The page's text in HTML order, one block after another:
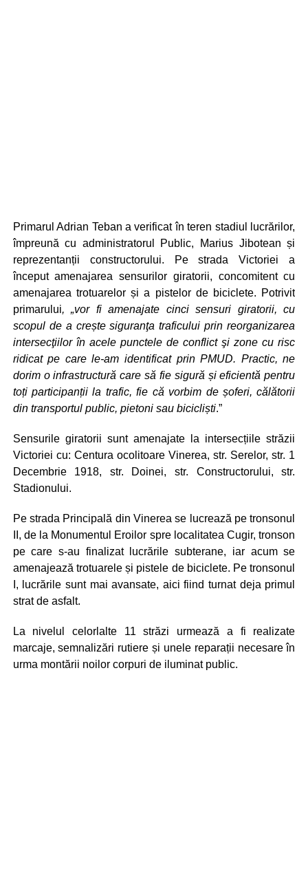
Primarul Adrian Teban a verificat în teren stadiul lucrărilor,
împreună cu administratorul Public, Marius Jibotean și
reprezentanții constructorului. Pe strada Victoriei a
început amenajarea sensurilor giratorii, concomitent cu
amenajarea trotuarelor și a pistelor de biciclete. Potrivit
primarului, „vor fi amenajate cinci sensuri giratorii, cu
scopul de a crește siguranţa traficului prin reorganizarea
intersecţiilor în acele punctele de conflict şi zone cu risc
ridicat pe care le-am identificat prin PMUD. Practic, ne
dorim o infrastructură care să fie sigură și eficientă pentru
toți participanții la trafic, fie că vorbim de șoferi, călătorii
din transportul public, pietoni sau bicicliști.”
Sensurile giratorii sunt amenajate la intersecțiile străzii
Victoriei cu: Centura ocolitoare Vinerea, str. Serelor, str. 1
Decembrie 1918, str. Doinei, str. Constructorului, str.
Stadionului.
Pe strada Principală din Vinerea se lucrează pe tronsonul
II, de la Monumentul Eroilor spre localitatea Cugir, tronson
pe care s-au finalizat lucrările subterane, iar acum se
amenajează trotuarele și pistele de biciclete. Pe tronsonul
I, lucrările sunt mai avansate, aici fiind turnat deja primul
strat de asfalt.
La nivelul celorlalte 11 străzi urmează a fi realizate
marcaje, semnalizări rutiere și unele reparații necesare în
urma montării noilor corpuri de iluminat public.